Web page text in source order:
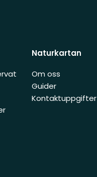
Naturkartan
Om oss
Guider
Kontaktuppgifter